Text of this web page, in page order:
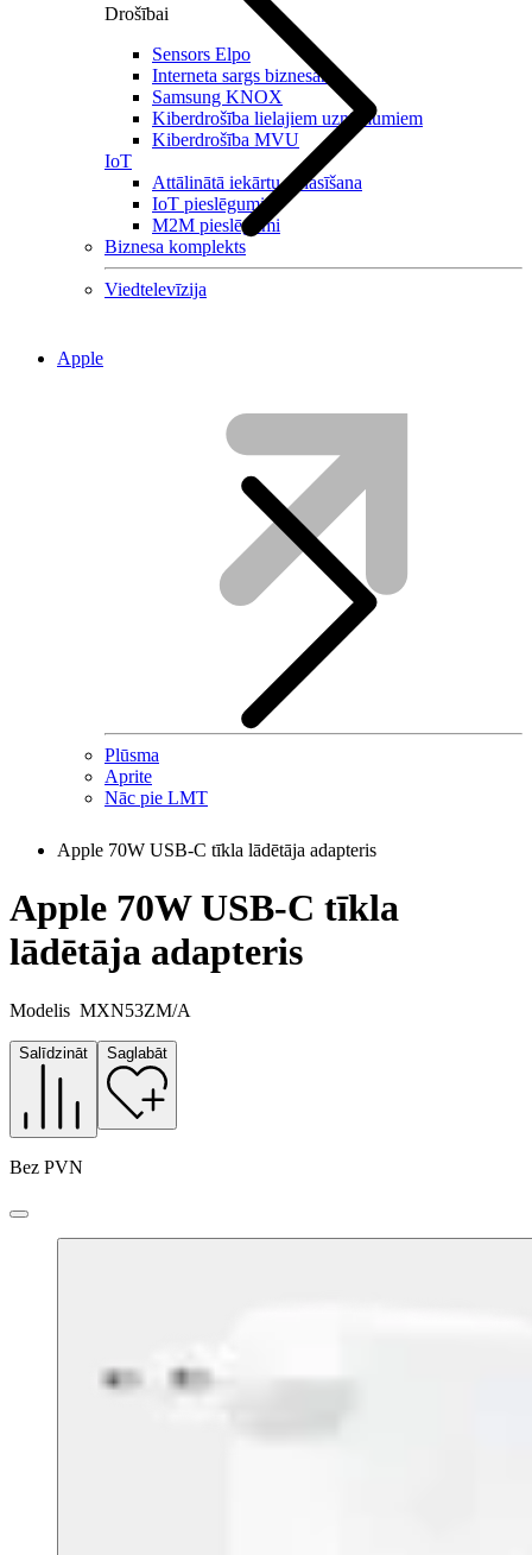
Drošībai
Sensors Elpo
Interneta sargs biznesam
Samsung KNOX
Kiberdrošība lielajiem uzņēmumiem
Kiberdrošība MVU
IoT
Attālinātā iekārtu nolasīšana
IoT pieslēgumi
M2M pieslēgumi
Biznesa komplekts
Viedtelevīzija
Plūsma
Aprite
Nāc pie LMT
Apple
Apple 70W USB-C tīkla lādētāja adapteris
Apple 70W USB-C tīkla
lādētāja adapteris
Modelis MXN53ZM/A
Salīdzināt Saglabāt
Bez PVN